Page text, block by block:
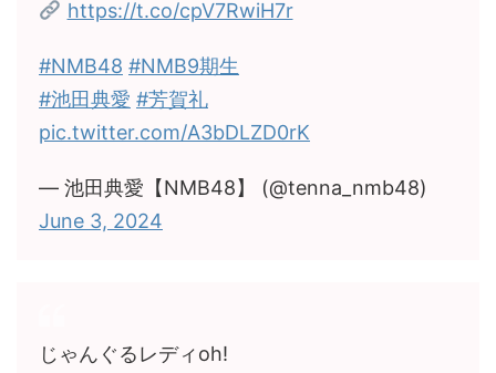
https://t.co/cpV7RwiH7r
#NMB48 #NMB9期生
#池田典愛 #芳賀礼
pic.twitter.com/A3bDLZD0rK
— 池田典愛【NMB48】 (@tenna_nmb48)
June 3, 2024
じゃんぐるレディoh!